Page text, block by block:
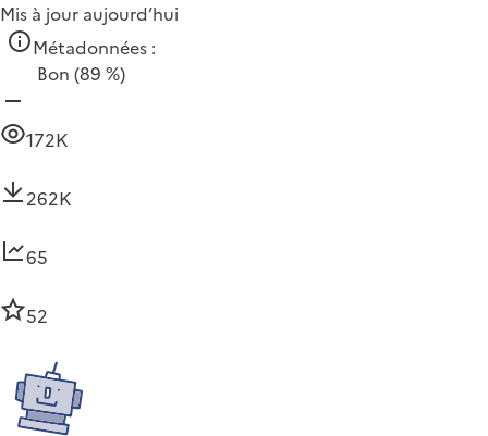
Mis à jour aujourd’hui
Métadonnées :
Bon (89 %)
172K
262K
65
52